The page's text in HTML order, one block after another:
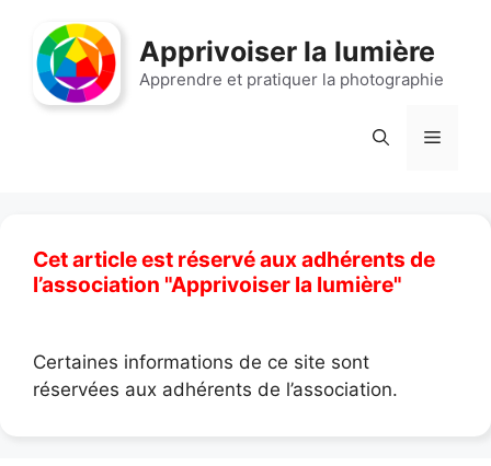
contenu
Apprivoiser la lumière
Apprendre et pratiquer la photographie
Menu
Cet article est réservé aux adhérents de
l’association "Apprivoiser la lumière"
Certaines informations de ce site sont
réservées aux adhérents de l’association.